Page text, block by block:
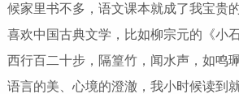
候家里书不多，语文课本就成了我宝贵
喜欢中国古典文学，比如柳宗元的《小
西行百二十步，隔篁竹，闻水声，如鸣
语言的美、心境的澄澈，我小时候读到